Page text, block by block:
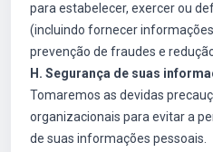
para estabelecer, exercer ou
(incluindo fornecer
prevenção de fraudes e
H. Segurança de suas
Tomaremos as devidas
organizacionais para evitar a
de suas informações pessoais.